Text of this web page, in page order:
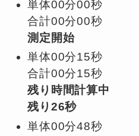
単体00分00秒
合計00分00秒
測定開始
単体00分15秒
合計00分15秒
残り時間計算中
残り26秒
単体00分48秒